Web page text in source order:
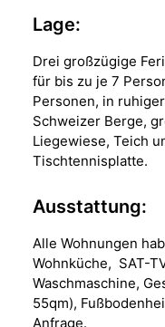
Lage:
Drei großzügige
für bis zu je 7
Personen, in
Schweizer Berge,
Liegewiese, Teich
Tischtennisplatte.
Ausstattung:
Alle Wohnungen
Wohnküche, SAT-
Waschmaschine,
55qm),
Anfrage.